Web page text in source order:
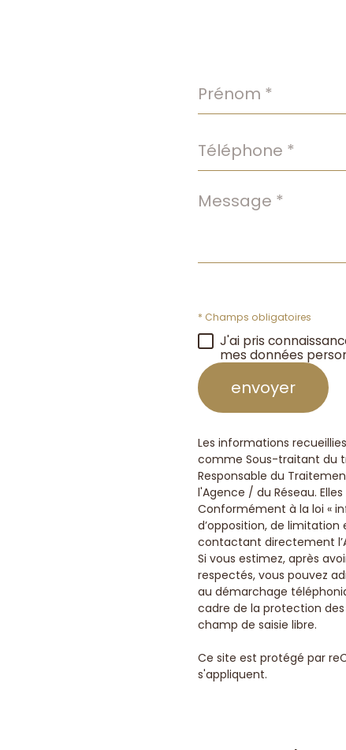
Prénom
*
Téléphone
*
Message
* Champs obligatoires
J'ai pris
mes données
envoyer
Les informations
comme Sous-traitant du
Responsable du
l'Agence / du Réseau.
Conformément à la loi «
d’opposition, de
contactant directement
Si vous estimez, après
respectés, vous pouvez
au démarchage
cadre de la protection des
champ de saisie libre.
Ce site est protégé par
s'appliquent.